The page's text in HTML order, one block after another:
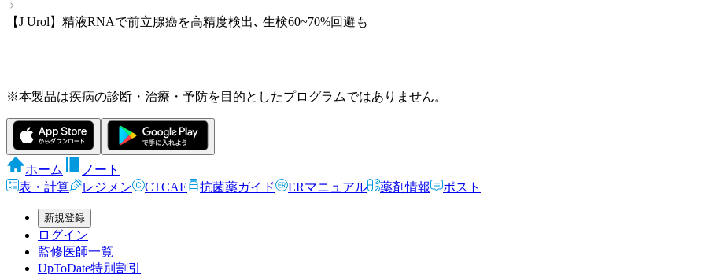
【J Urol】精液RNAで前立腺癌を高精度検出､ 生検60~70%回避も
※本製品は疾病の診断・治療・予防を目的としたプログラムではありません。
ホーム
ノート
表・計算
レジメン CTCAE 抗菌薬ガイド ERマニュアル 薬剤情報 ポスト
新規登録
ログイン
監修医師一覧
UpToDate特別割引